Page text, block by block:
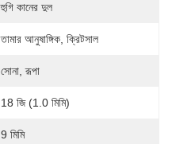
হুগি কানের দুল
তামার আনুষাঙ্গিক, ক্রিটসাল
সোনা, রূপা
18 জি (1.0 মিমি)
9 মিমি